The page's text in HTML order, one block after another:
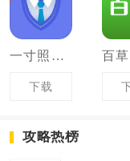
一寸照片家
下载
攻略热榜